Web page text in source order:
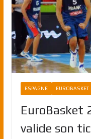
ESPAGNE EUROBASKET
EuroBasket
valide son